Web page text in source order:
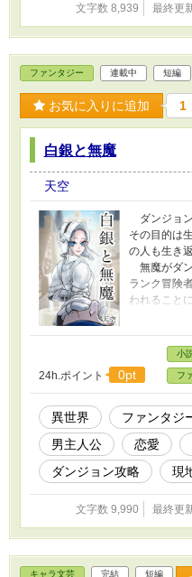
文字数 8,939 最終更
ファンタジー 連載中 短編
お気に入りに追加 1
白銀と無魔
天空
ダンジョン
その目的は
の人も生き
無魔がダ
ランク冒険
われること
し出だが、
とはしない
係している
白銀ではな
気付けば共
バッタと敵
た探検だっ
彼女に似た
か、無魔は
は、そして
ファンタジ
くて愛おし
ください！
24h.ポイント 0pt
小
フ
異世界 ファンタジ
男主人公
恋愛
ダンジョン攻略
現
文字数 9,990 最終更
キャラ文芸 完結 短編